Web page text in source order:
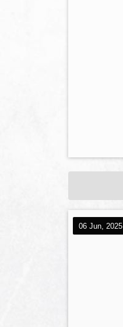
06 Jun, 2025